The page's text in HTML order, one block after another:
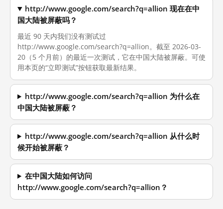
http://www.google.com/search?q=allion 现在在中
国大陆被屏蔽吗？
最近 90 天内我们没有测试过
http://www.google.com/search?q=allion。截至 2026-03-
20（5 个月前）的最近一次测试，它在中国大陆被屏蔽。可使
用本页的“立即测试”按钮获取最新结果。
http://www.google.com/search?q=allion 为什么在
中国大陆被屏蔽？
http://www.google.com/search?q=allion 从什么时
候开始被屏蔽？
在中国大陆如何访问
http://www.google.com/search?q=allion？